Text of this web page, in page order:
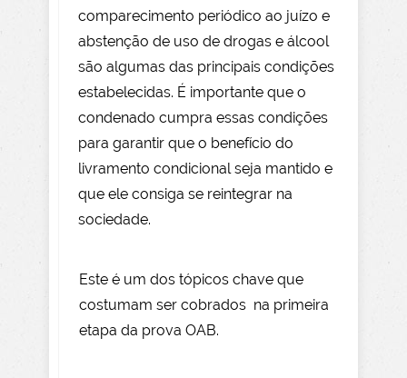
comparecimento periódico ao juízo e
abstenção de uso de drogas e álcool
são algumas das principais condições
estabelecidas. É importante que o
condenado cumpra essas condições
para garantir que o benefício do
livramento condicional seja mantido e
que ele consiga se reintegrar na
sociedade.
Este é um dos tópicos chave que
costumam ser cobrados na primeira
etapa da prova OAB.